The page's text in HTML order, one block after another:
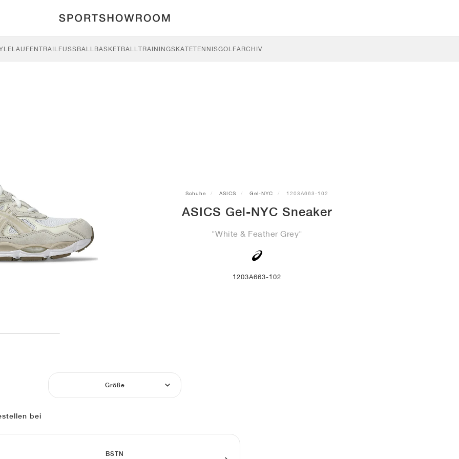
LAUFENTRAILFUSSBALL BASKETBALLTRAININGSKATETENNISGOLFARCHIV
Schuhe ASICS Gel-NYC 1203A663-102
ASICS Gel-NYC Sneaker
"White & Feather Grey"
1203A663-102
Größe
bei
BSTN